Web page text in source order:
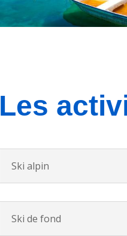
Les
Ski alpin
Ski de fond